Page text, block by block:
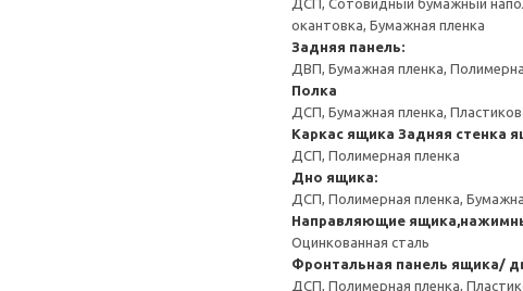
ДСП, Сотовидный бумажный
окантовка, Бумажная пленка
Задняя панель:
ДВП, Бумажная пленка,
Полка
ДСП, Бумажная пленка,
Каркас ящика Задняя стенка
ДСП, Полимерная пленка
Дно ящика:
ДСП, Полимерная пленка,
Направляющие
Оцинкованная сталь
Фронтальная панель ящика/
ДСП, Полимерная пленка,